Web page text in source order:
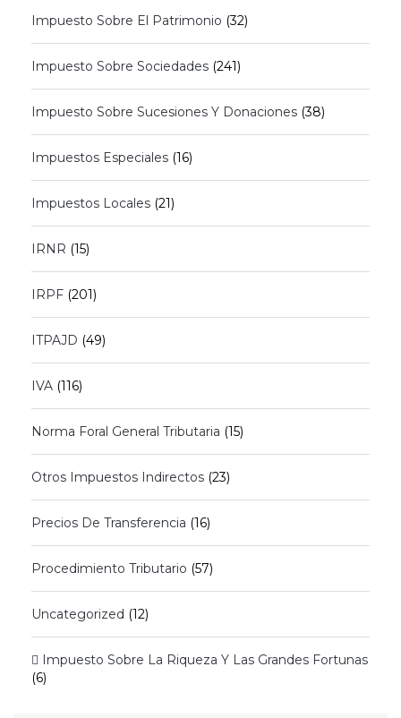
Impuesto Sobre El Patrimonio (32)
Impuesto Sobre Sociedades (241)
Impuesto Sobre Sucesiones Y Donaciones (38)
Impuestos Especiales (16)
Impuestos Locales (21)
IRNR (15)
IRPF (201)
ITPAJD (49)
IVA (116)
Norma Foral General Tributaria (15)
Otros Impuestos Indirectos (23)
Precios De Transferencia (16)
Procedimiento Tributario (57)
Uncategorized (12)
 Impuesto Sobre La Riqueza Y Las Grandes Fortunas
(6)